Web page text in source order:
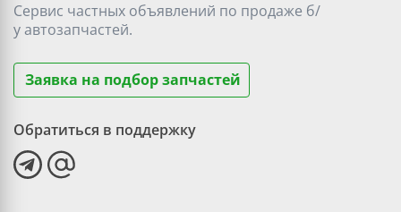
Сервис частных объявлений по продаже б/
уавтозапчастей.
Заявка на подбор запчастей
Обратиться в поддержку